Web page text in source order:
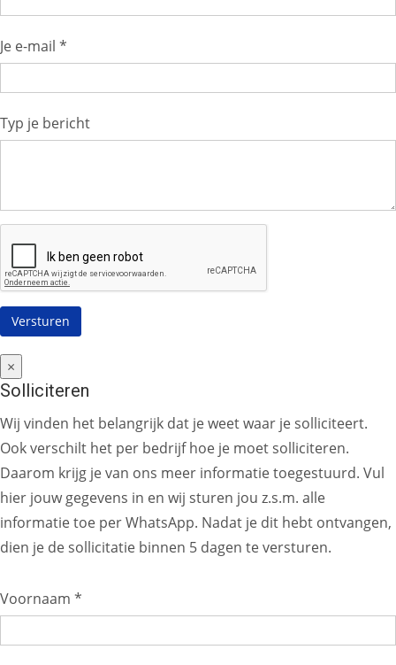
Je e-mail *
Typ je bericht
×
Solliciteren
Wij vinden het belangrijk dat je weet waar je solliciteert.
Ook verschilt het per bedrijf hoe je moet solliciteren.
Daarom krijg je van ons meer informatie toegestuurd. Vul
hier jouw gegevens in en wij sturen jou z.s.m. alle
informatie toe per WhatsApp. Nadat je dit hebt ontvangen,
dien je de sollicitatie binnen 5 dagen te versturen.
Voornaam *